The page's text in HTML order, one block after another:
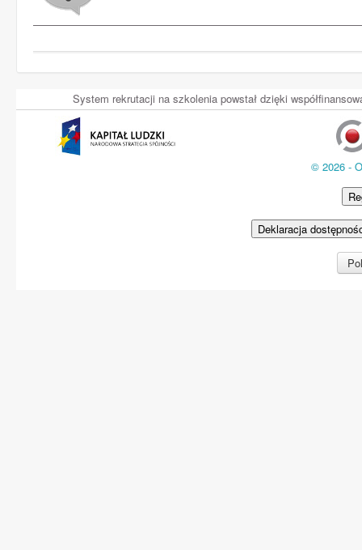
System rekrutacji na szkolenia powstał dzięki
© 2026 -
Deklaracja